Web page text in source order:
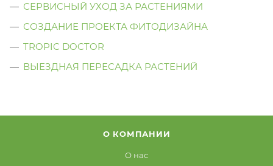
СЕРВИСНЫЙ УХОД ЗА РАСТЕНИЯМИ
СОЗДАНИЕ ПРОЕКТА ФИТОДИЗАЙНА
TROPIC DOCTOR
ВЫЕЗДНАЯ ПЕРЕСАДКА РАСТЕНИЙ
О КОМПАНИИ
О нас